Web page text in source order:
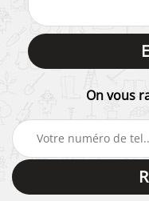
On vous